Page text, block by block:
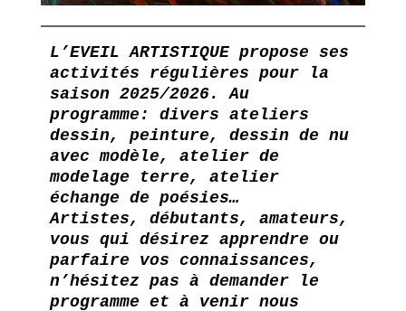
L’EVEIL ARTISTIQUE propose ses
activités régulières pour la
saison 2025/2026. Au
programme: divers ateliers
dessin, peinture, dessin de nu
avec modèle, atelier de
modelage terre, atelier
échange de poésies…
Artistes, débutants, amateurs,
vous qui désirez apprendre ou
parfaire vos connaissances,
n’hésitez pas à demander le
programme et à venir nous